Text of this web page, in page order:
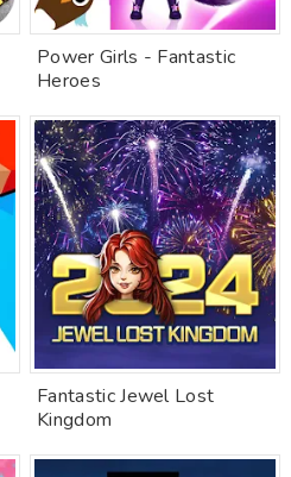
Power Girls - Fantastic
Heroes
Fantastic Jewel Lost
Kingdom